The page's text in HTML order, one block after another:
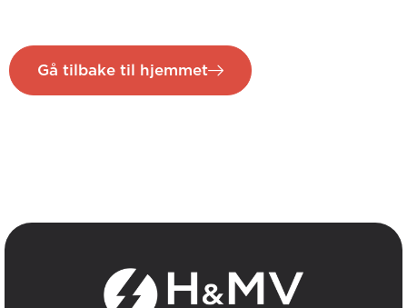
Gå tilbake til hjemmet